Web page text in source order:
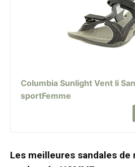
Columbia Sunlight Vent Ii
sportFemme
Les meilleures sandales de